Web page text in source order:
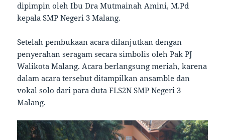
dipimpin oleh Ibu Dra Mutmainah Amini, M.Pd
kepala SMP Negeri 3 Malang.
Setelah pembukaan acara dilanjutkan dengan
penyerahan seragam secara simbolis oleh Pak PJ
Walikota Malang. Acara berlangsung meriah, karena
dalam acara tersebut ditampilkan ansamble dan
vokal solo dari para duta FLS2N SMP Negeri 3
Malang.